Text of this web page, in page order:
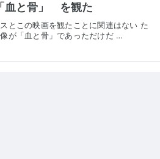
血と骨」 を観た
とこの映画を観たことに関連はない た
が「血と骨」であっただけだ …